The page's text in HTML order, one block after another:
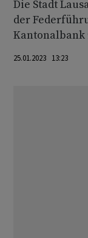
Die Stadt
der
Kantonalbank
25.01.2023 13:23